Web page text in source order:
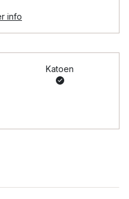
info
Katoen